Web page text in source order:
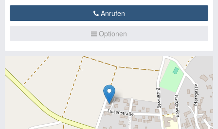
Anrufen
Optionen